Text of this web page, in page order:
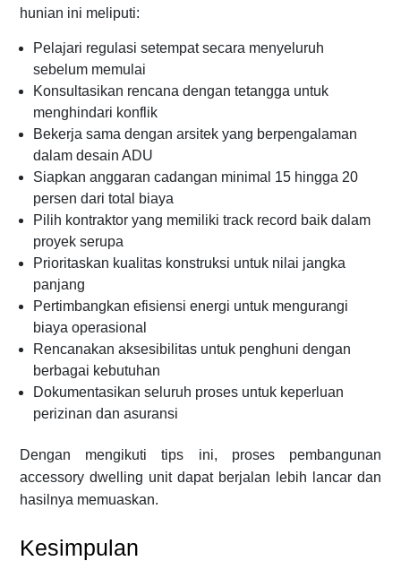
hunian ini meliputi:
Pelajari regulasi setempat secara menyeluruh
sebelum memulai
Konsultasikan rencana dengan tetangga untuk
menghindari konflik
Bekerja sama dengan arsitek yang berpengalaman
dalam desain ADU
Siapkan anggaran cadangan minimal 15 hingga 20
persen dari total biaya
Pilih kontraktor yang memiliki track record baik dalam
proyek serupa
Prioritaskan kualitas konstruksi untuk nilai jangka
panjang
Pertimbangkan efisiensi energi untuk mengurangi
biaya operasional
Rencanakan aksesibilitas untuk penghuni dengan
berbagai kebutuhan
Dokumentasikan seluruh proses untuk keperluan
perizinan dan asuransi
Dengan mengikuti tips ini, proses pembangunan
accessory dwelling unit dapat berjalan lebih lancar dan
hasilnya memuaskan.
Kesimpulan